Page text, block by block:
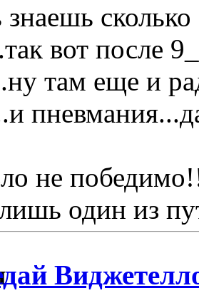
сколько
вот после
там еще и
не
один из